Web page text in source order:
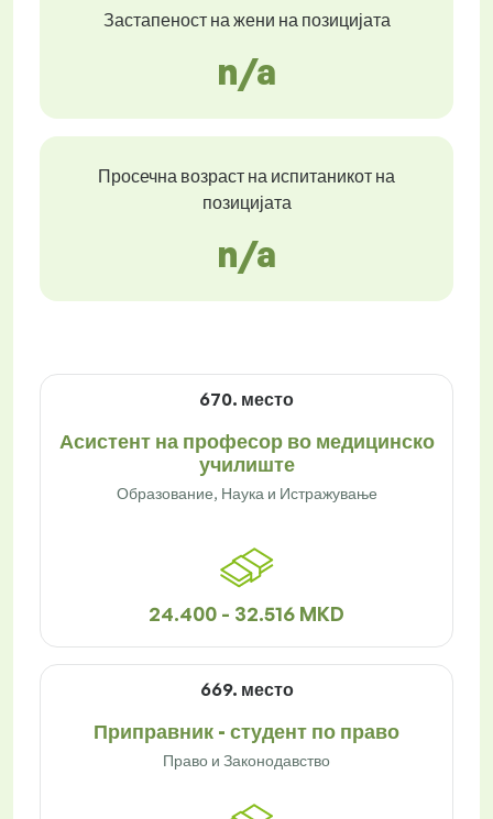
Застапеност на жени на позицијата
n/a
Просечна возраст на испитаникот на
позицијата
n/a
670. место
Асистент на професор во медицинско
училиште
Образование, Наука и Истражување
24.400 - 32.516 MKD
669. место
Приправник - студент по право
Право и Законодавство